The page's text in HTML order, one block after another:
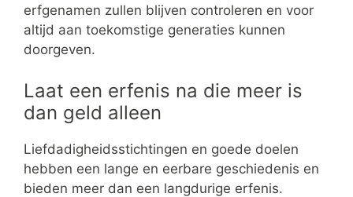
erfgenamen zullen blijven controleren en voor
altijd aan toekomstige generaties kunnen
doorgeven.
Laat een erfenis na die meer is
dan geld alleen
Liefdadigheidsstichtingen en goede doelen
hebben een lange en eerbare geschiedenis en
bieden meer dan een langdurige erfenis.